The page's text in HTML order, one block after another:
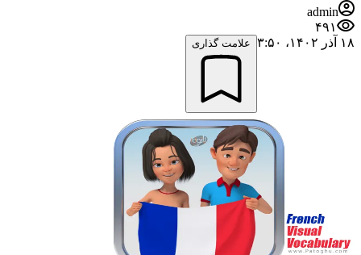
admin
۴۹۱
۱۸ آذر ۱۴۰۲،‏ ۳:۵۰
علامت گذاری